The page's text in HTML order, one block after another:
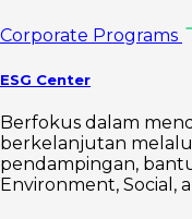
Corporate Programs
ESG Center
Berfokus dalam
berkelanjutan
pendampingan,
Environment, Social,